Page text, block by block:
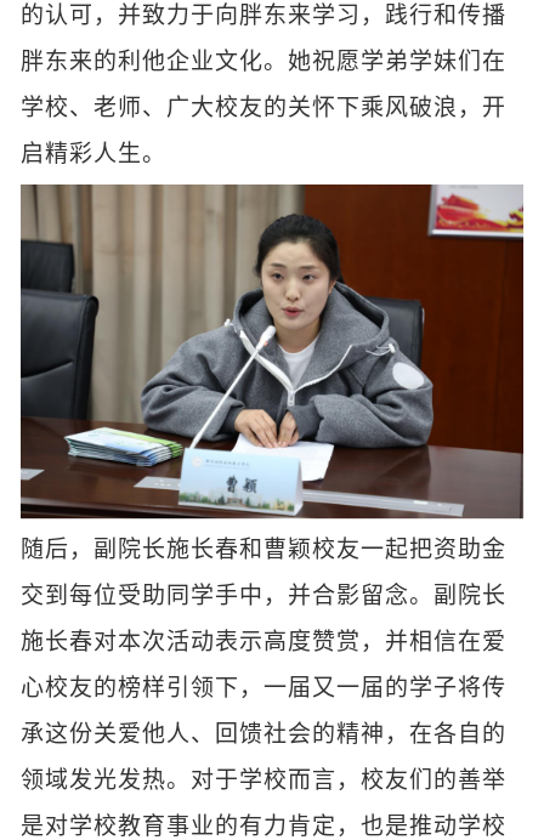
的认可，并致力于向胖东来学习，践行和传播
胖东来的利他企业文化。她祝愿学弟学妹们在
学校、老师、广大校友的关怀下乘风破浪，开
启精彩人生。
随后，副院长施长春和曹颖校友一起把资助金
交到每位受助同学手中，并合影留念。副院长
施长春对本次活动表示高度赞赏，并相信在爱
心校友的榜样引领下，一届又一届的学子将传
承这份关爱他人、回馈社会的精神，在各自的
领域发光发热。对于学校而言，校友们的善举
是对学校教育事业的有力肯定，也是推动学校